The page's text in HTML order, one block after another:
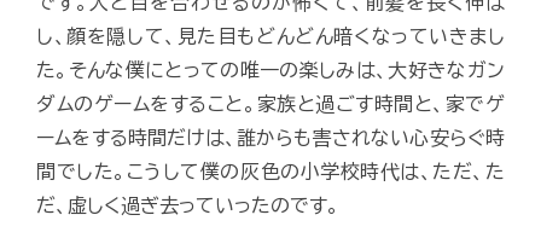
し、顔を隠して、見た目もどんどん暗くなっていきまし
た。そんな僕にとっての唯一の楽しみは、大好きなガン
ダムのゲームをすること。家族と過ごす時間と、家でゲ
ームをする時間だけは、誰からも害されない心安らぐ時
間でした。こうして僕の灰色の小学校時代は、ただ、た
だ、虚しく過ぎ去っていったのです。